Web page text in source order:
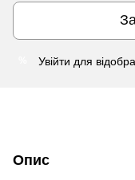
Увійти для
Опис